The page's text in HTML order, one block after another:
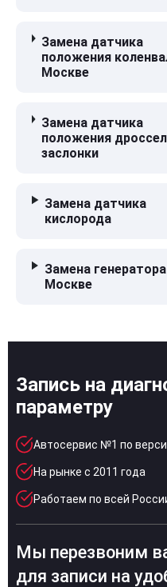
Замена датчика
положения
Москве
Замена датчика
положения
заслонки
Замена датчика
кислорода
Замена
Москве
Запись на
параметру
Автосервис №1 по
На рынке с 2011 года
Работаем по всей
Мы перезвоним
для записи на